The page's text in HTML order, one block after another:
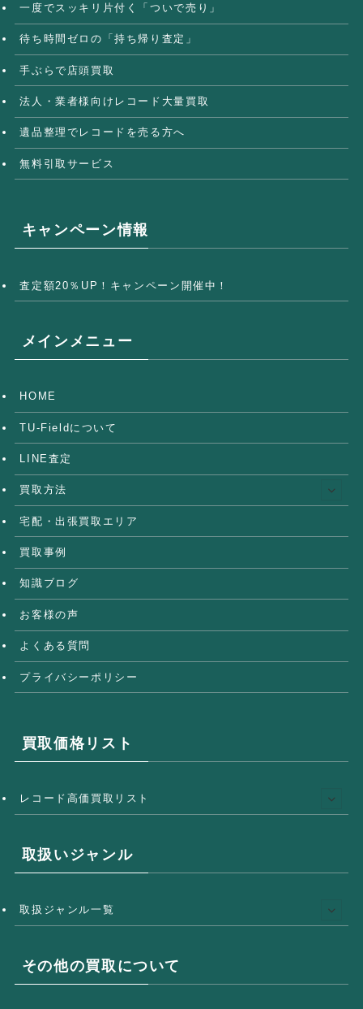
一度でスッキリ片付く「ついで売り」
待ち時間ゼロの「持ち帰り査定」
手ぶらで店頭買取
法人・業者様向けレコード大量買取
遺品整理でレコードを売る方へ
無料引取サービス
キャンペーン情報
査定額20％UP！キャンペーン開催中！
メインメニュー
HOME
TU-Fieldについて
LINE査定
買取方法
宅配・出張買取エリア
買取事例
知識ブログ
お客様の声
よくある質問
プライバシーポリシー
買取価格リスト
レコード高価買取リスト
取扱いジャンル
取扱ジャンル一覧
その他の買取について